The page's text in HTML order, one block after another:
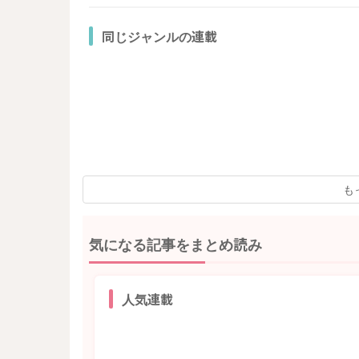
同じジャンルの連載
も
気になる記事をまとめ読み
人気連載